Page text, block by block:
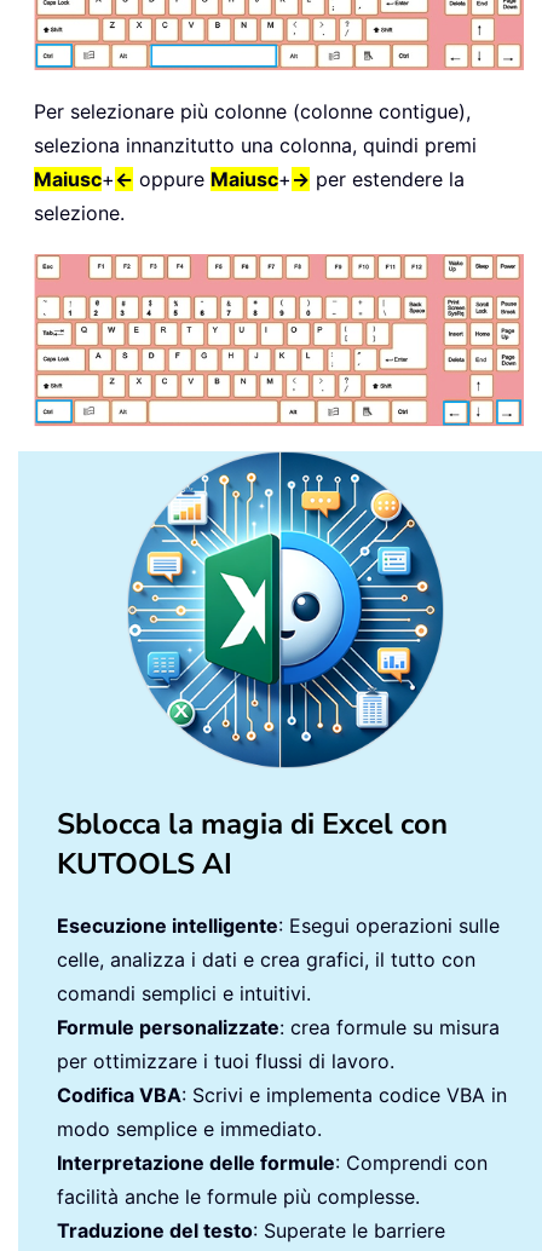
Per selezionare più colonne (colonne contigue),
seleziona innanzitutto una colonna, quindi premi
Maiusc+← oppure Maiusc+ → per estendere la
selezione.
Sblocca la magia di Excel con
KUTOOLS AI
Esecuzione intelligente: Esegui operazioni sulle
celle, analizza i dati e crea grafici, il tutto con
comandi semplici e intuitivi.
Formule personalizzate: crea formule su misura
per ottimizzare i tuoi flussi di lavoro.
Codifica VBA: Scrivi e implementa codice VBA in
modo semplice e immediato.
Interpretazione delle formule: Comprendi con
facilità anche le formule più complesse.
Traduzione del testo: Superate le barriere